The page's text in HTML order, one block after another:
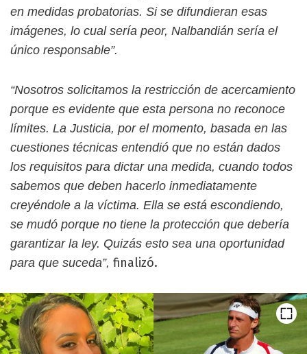
en medidas probatorias. Si se difundieran esas
imágenes, lo cual sería peor, Nalbandián sería el
único responsable”.
“Nosotros solicitamos la restricción de acercamiento
porque es evidente que esta persona no reconoce
límites. La Justicia, por el momento, basada en las
cuestiones técnicas entendió que no están dados
los requisitos para dictar una medida, cuando todos
sabemos que deben hacerlo inmediatamente
creyéndole a la víctima. Ella se está escondiendo,
se mudó porque no tiene la protección que debería
garantizar la ley. Quizás esto sea una oportunidad
para que suceda”, finalizó.